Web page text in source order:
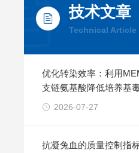
技术文章
Technical Article
优化转染效率：利用
支链氨基酸降低培养基
2026-07-27
抗凝兔血的质量控制指